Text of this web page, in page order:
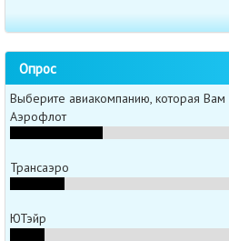
Опрос
Выберите авиакомпанию, которая Вам
Аэрофлот
Трансаэро
ЮТэйр